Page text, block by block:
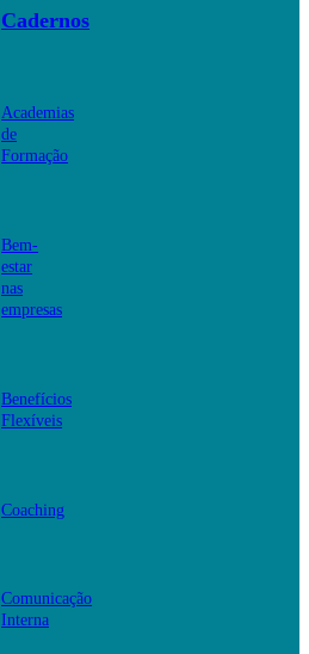
Cadernos
Academias
de
Formação
Bem-
estar
nas
empresas
Benefícios
Flexíveis
Coaching
Comunicação
Interna